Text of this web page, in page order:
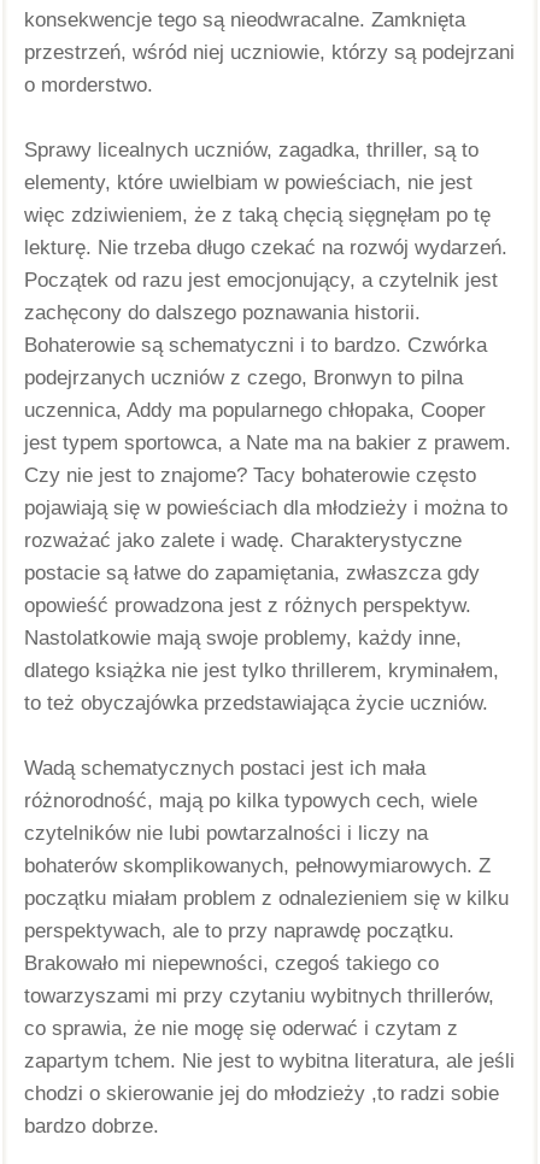
konsekwencje tego są nieodwracalne. Zamknięta
przestrzeń, wśród niej uczniowie, którzy są podejrzani
o morderstwo.
Sprawy licealnych uczniów, zagadka, thriller, są to
elementy, które uwielbiam w powieściach, nie jest
więc zdziwieniem, że z taką chęcią sięgnęłam po tę
lekturę. Nie trzeba długo czekać na rozwój wydarzeń.
Początek od razu jest emocjonujący, a czytelnik jest
zachęcony do dalszego poznawania historii.
Bohaterowie są schematyczni i to bardzo. Czwórka
podejrzanych uczniów z czego, Bronwyn to pilna
uczennica, Addy ma popularnego chłopaka, Cooper
jest typem sportowca, a Nate ma na bakier z prawem.
Czy nie jest to znajome? Tacy bohaterowie często
pojawiają się w powieściach dla młodzieży i można to
rozważać jako zalete i wadę. Charakterystyczne
postacie są łatwe do zapamiętania, zwłaszcza gdy
opowieść prowadzona jest z różnych perspektyw.
Nastolatkowie mają swoje problemy, każdy inne,
dlatego książka nie jest tylko thrillerem, kryminałem,
to też obyczajówka przedstawiająca życie uczniów.
Wadą schematycznych postaci jest ich mała
różnorodność, mają po kilka typowych cech, wiele
czytelników nie lubi powtarzalności i liczy na
bohaterów skomplikowanych, pełnowymiarowych. Z
początku miałam problem z odnalezieniem się w kilku
perspektywach, ale to przy naprawdę początku.
Brakowało mi niepewności, czegoś takiego co
towarzyszami mi przy czytaniu wybitnych thrillerów,
co sprawia, że nie mogę się oderwać i czytam z
zapartym tchem. Nie jest to wybitna literatura, ale jeśli
chodzi o skierowanie jej do młodzieży ,to radzi sobie
bardzo dobrze.